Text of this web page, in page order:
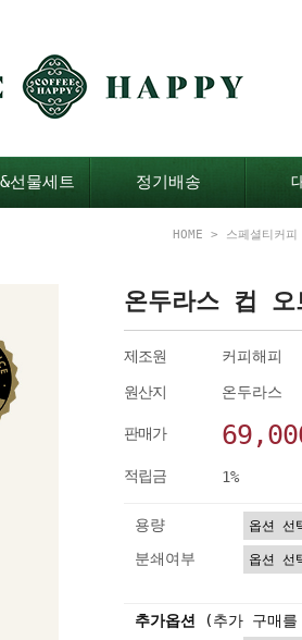
선물세트 정기배송
HOME > 스페셜티커피
온두라스 컵
제조원 커피해피
원산지 온두라스
판매가
적립금 1%
용량
분쇄여부
추가옵션
(추가 구매를